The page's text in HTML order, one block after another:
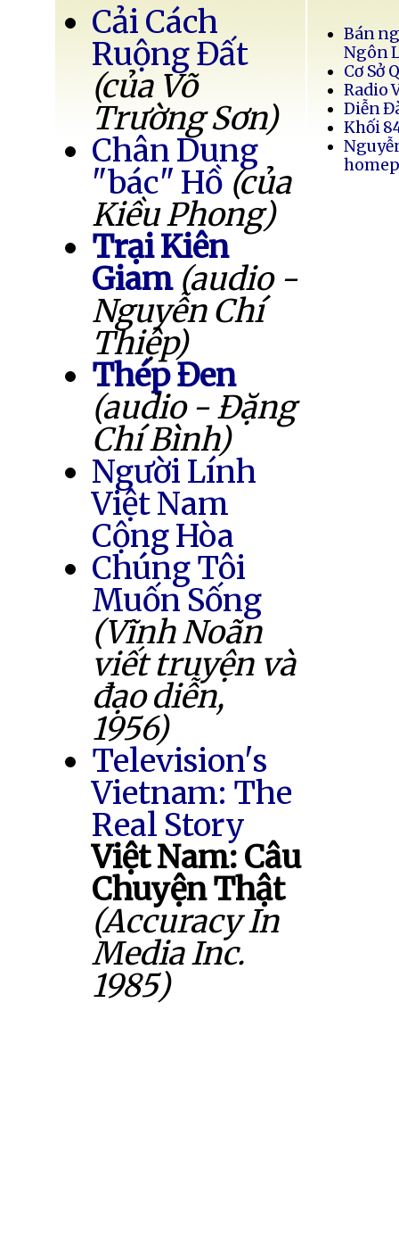
Cải Cách
Ruộng Đất
(của Võ
Trường Sơn)
Chân Dung
"bác" Hồ (của
Kiều Phong)
Trại Kiên
Giam (audio -
Nguyễn Chí
Thiệp)
Thép Đen
(audio - Đặng
Chí Bình)
Người Lính
Việt Nam
Cộng Hòa
Chúng Tôi
Muốn Sống
(Vĩnh Noãn
viết truyện và
đạo diễn,
1956)
Television's
Vietnam: The
Real Story
Việt Nam: Câu
Chuyện Thật
(Accuracy In
Media Inc.
1985)
Bán
Ngôn
Cơ Sở
Radio
Diễn
Khối